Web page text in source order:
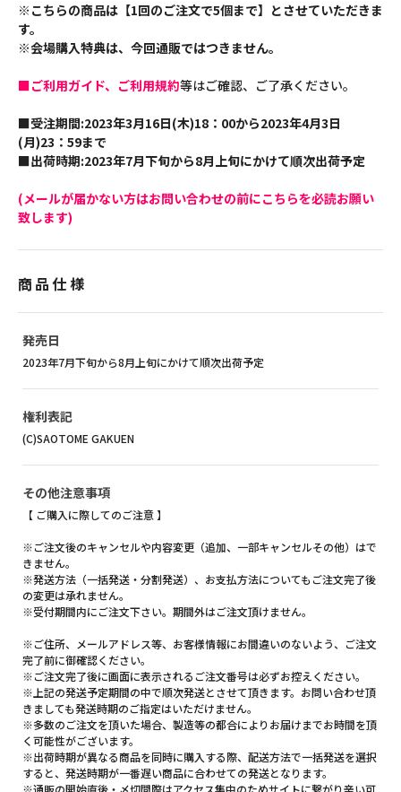
※こちらの商品は【1回のご注文で5個まで】とさせていただきま
す。
※会場購入特典は、今回通販ではつきません。
■ご利用ガイド、ご利用規約等はご確認、ご了承ください。
■受注期間:2023年3月16日(木)18：00から2023年4月3日
(月)23：59まで
■出荷時期:2023年7月下旬から8月上旬にかけて順次出荷予定
(メールが届かない方はお問い合わせの前にこちらを必読お願い
致します)
商品仕様
発売日
2023年7月下旬から8月上旬にかけて順次出荷予定
権利表記
(C)SAOTOME GAKUEN
その他注意事項
【 ご購入に際してのご注意 】
※ご注文後のキャンセルや内容変更（追加、一部キャンセルその他）はで
きません。
※発送方法（一括発送・分割発送）、お支払方法についてもご注文完了後
の変更は承れません。
※受付期間内にご注文下さい。期間外はご注文頂けません。
※ご住所、メールアドレス等、お客様情報にお間違いのないよう、ご注文
完了前に御確認ください。
※ご注文完了後に画面に表示されるご注文番号は必ずお控えください。
※上記の発送予定期間の中で順次発送とさせて頂きます。お問い合わせ頂
きましても発送時期のご指定はいただけません。
※多数のご注文を頂いた場合、製造等の都合によりお届けまでお時間を頂
く可能性がございます。
※出荷時期が異なる商品を同時に購入する際、配送方法で一括発送を選択
すると、発送時期が一番遅い商品に合わせての発送となります。